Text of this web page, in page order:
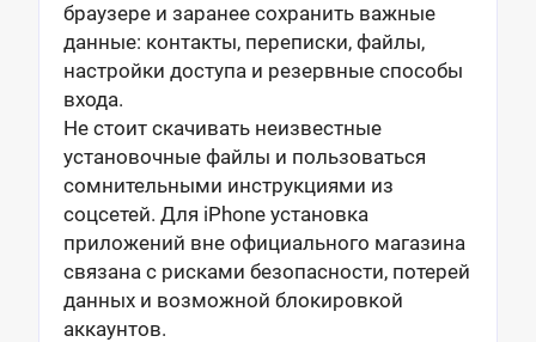
браузере и заранее сохранить важные
данные: контакты, переписки, файлы,
настройки доступа и резервные способы
входа.
Не стоит скачивать неизвестные
установочные файлы и пользоваться
сомнительными инструкциями из
соцсетей. Для iPhone установка
приложений вне официального магазина
связана с рисками безопасности, потерей
данных и возможной блокировкой
аккаунтов.